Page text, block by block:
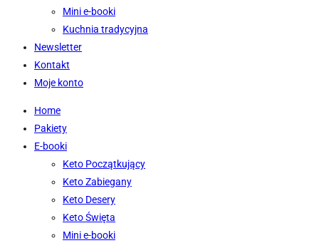
Mini e-booki
Kuchnia tradycyjna
Newsletter
Kontakt
Moje konto
Home
Pakiety
E-booki
Keto Początkujący
Keto Zabiegany
Keto Desery
Keto Święta
Mini e-booki